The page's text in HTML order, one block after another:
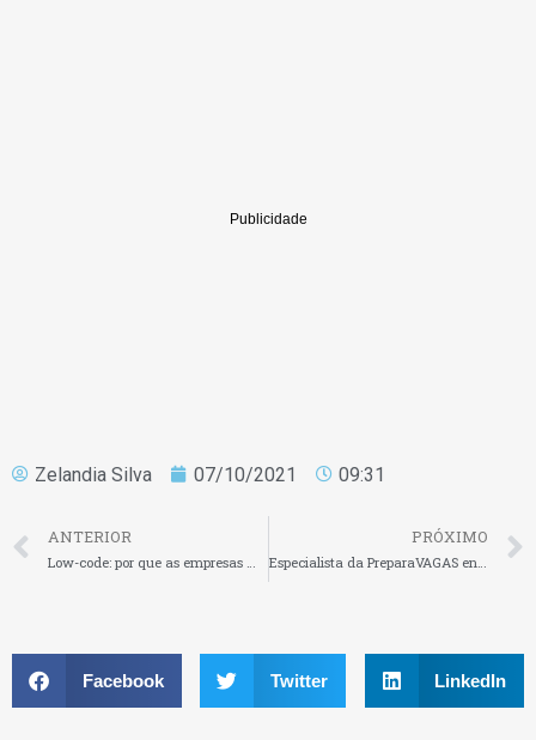
Zelandia Silva 07/10/2021 09:31
ANTERIOR PRÓXIMO
Facebook Twitter LinkedIn